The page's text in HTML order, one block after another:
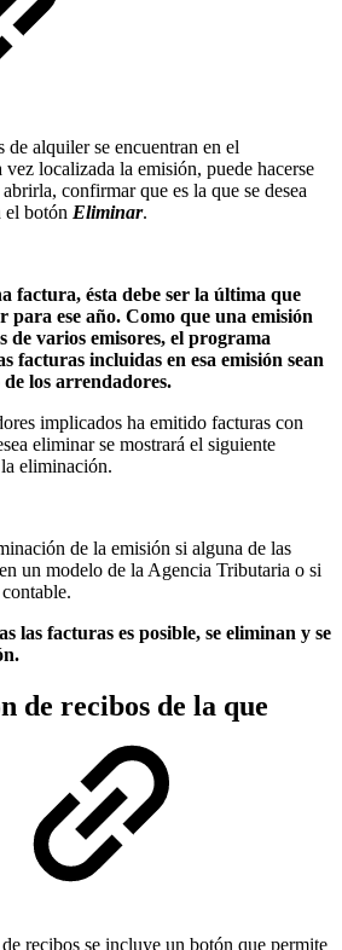
de alquiler se encuentran en el
vez localizada la emisión, puede hacerse
confirmar que es la que se desea
el botón Eliminar.
factura, ésta debe ser la última que
para ese año. Como que una emisión
de varios emisores, el programa
facturas incluidas en esa emisión sean
los arrendadores.
implicados ha emitido facturas con
eliminar se mostrará el siguiente
eliminación.
de la emisión si alguna de las
un modelo de la Agencia Tributaria o si
las facturas es posible, se eliminan y se
de recibos de la que
recibos se incluye un botón que permite